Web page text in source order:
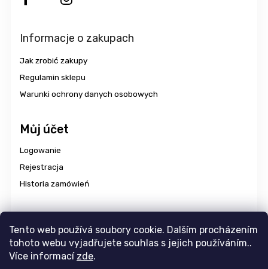
Tento web používá soubory cookie. Dalším procházením
tohoto webu vyjadřujete souhlas s jejich používáním..
Více informací zde.
Informacje o zakupach
Jak zrobić zakupy
Regulamin sklepu
Warunki ochrony danych osobowych
Můj účet
Logowanie
Rejestracja
Historia zamówień